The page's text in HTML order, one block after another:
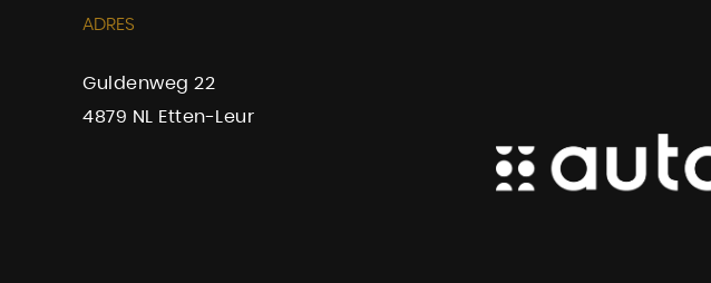
ADRES
Guldenweg 22
4879 NL Etten-Leur